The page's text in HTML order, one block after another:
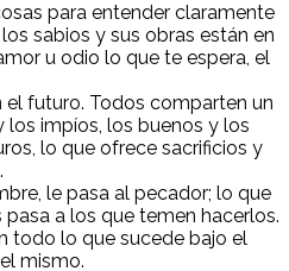
para entender claramente
sabios y sus obras están en
u odio lo que te espera, el
futuro. Todos comparten un
impíos, los buenos y los
lo que ofrece sacrificios y
le pasa al pecador; lo que
pasa a los que temen hacerlos.
todo lo que sucede bajo el
mismo.